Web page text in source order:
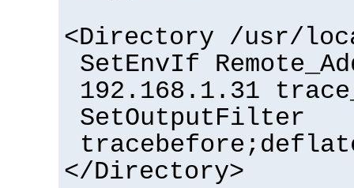
<Directory /usr/
SetEnvIf
192.168.1.31
SetOutputFilter
</Directory>